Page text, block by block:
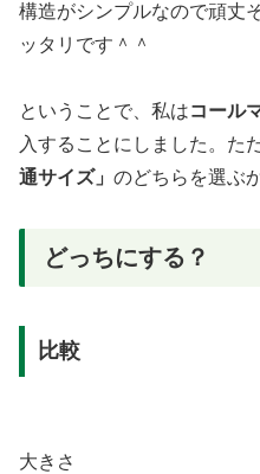
構造がシンプルなので頑丈
ッタリです＾＾
ということで、私はコール
入することにしました。た
通サイズ」 のどちらを選ぶ
どっちにする？
比較
大きさ